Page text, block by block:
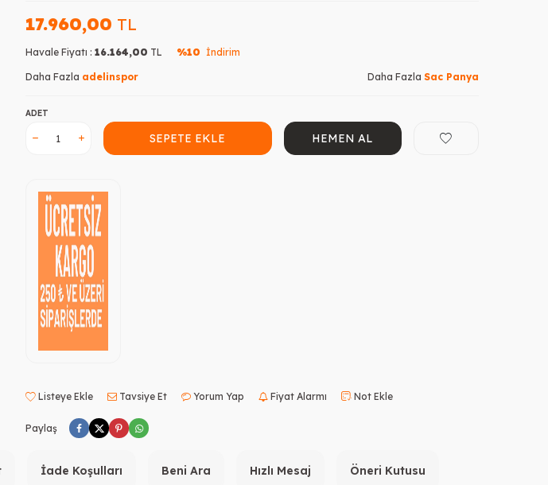
17.960,00 TL
Havale Fiyatı : 16.164,00 TL %10 İndirim
Daha Fazla adelinspor Daha Fazla Sac Panya
ADET
SEPETE EKLE HEMEN AL
Listeye Ekle Tavsiye Et Yorum Yap Fiyat Alarmı Not Ekle
Paylaş
İade Koşulları Beni Ara Hızlı Mesaj Öneri Kutusu